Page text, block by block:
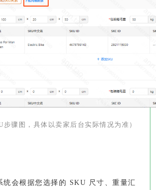
步骤图，具体以卖家后台实际情况为准）
统会根据您选择的 SKU 尺寸、重量汇